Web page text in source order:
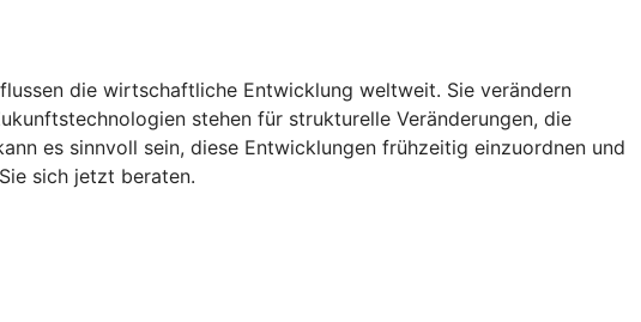
die wirtschaftliche Entwicklung weltweit. Sie verändern
stehen für strukturelle Veränderungen, die
es sinnvoll sein, diese Entwicklungen frühzeitig einzuordnen und
sich jetzt beraten.